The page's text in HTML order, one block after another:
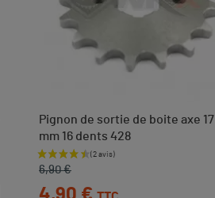
Pignon de sortie de boite axe 17
mm 16 dents 428
Prix de base
6,90 €
Prix